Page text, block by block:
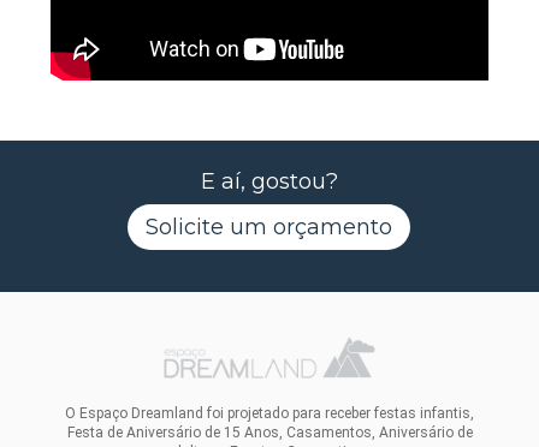
E aí, gostou?
Solicite um orçamento
O Espaço Dreamland foi projetado para receber festas infantis,
Festa de Aniversário de 15 Anos, Casamentos, Aniversário de